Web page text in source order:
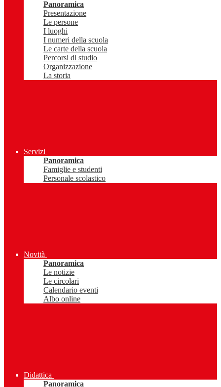
Panoramica
Presentazione
Le persone
I luoghi
I numeri della scuola
Le carte della scuola
Percorsi di studio
Organizzazione
La storia
Servizi
Panoramica
Famiglie e studenti
Personale scolastico
Novità
Panoramica
Le notizie
Le circolari
Calendario eventi
Albo online
Didattica
Panoramica